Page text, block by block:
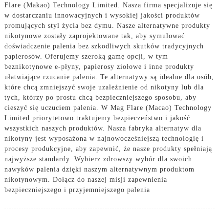
Flare (Makao) Technology Limited. Nasza firma specjalizuje się
w dostarczaniu innowacyjnych i wysokiej jakości produktów
promujących styl życia bez dymu. Nasze alternatywne produkty
nikotynowe zostały zaprojektowane tak, aby symulować
doświadczenie palenia bez szkodliwych skutków tradycyjnych
papierosów. Oferujemy szeroką gamę opcji, w tym
beznikotynowe e-płyny, papierosy ziołowe i inne produkty
ułatwiające rzucanie palenia. Te alternatywy są idealne dla osób,
które chcą zmniejszyć swoje uzależnienie od nikotyny lub dla
tych, którzy po prostu chcą bezpieczniejszego sposobu, aby
cieszyć się uczuciem palenia. W Mag Flare (Macao) Technology
Limited priorytetowo traktujemy bezpieczeństwo i jakość
wszystkich naszych produktów. Nasza fabryka alternatyw dla
nikotyny jest wyposażona w najnowocześniejszą technologię i
procesy produkcyjne, aby zapewnić, że nasze produkty spełniają
najwyższe standardy. Wybierz zdrowszy wybór dla swoich
nawyków palenia dzięki naszym alternatywnym produktom
nikotynowym. Dołącz do naszej misji zapewnienia
bezpieczniejszego i przyjemniejszego palenia